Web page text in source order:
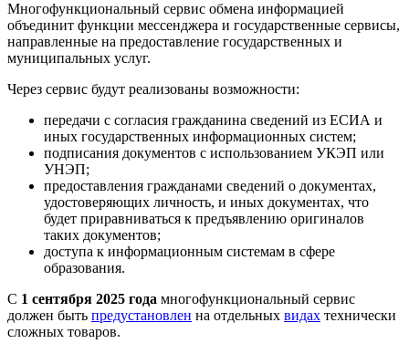
Многофункциональный сервис обмена информацией
объединит функции мессенджера и государственные сервисы,
направленные на предоставление государственных и
муниципальных услуг.
Через сервис будут реализованы возможности:
передачи с согласия гражданина сведений из ЕСИА и
иных государственных информационных систем;
подписания документов с использованием УКЭП или
УНЭП;
предоставления гражданами сведений о документах,
удостоверяющих личность, и иных документах, что
будет приравниваться к предъявлению оригиналов
таких документов;
доступа к информационным системам в сфере
образования.
С 1 сентября 2025 года многофункциональный сервис
должен быть предустановлен на отдельных видах технически
сложных товаров.